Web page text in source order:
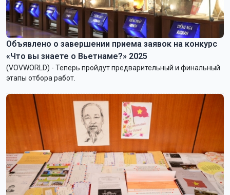
Объявлено о завершении приема заявок на конкурс
«Что вы знаете о Вьетнаме?» 2025
(VOVWORLD) - Теперь пройдут предварительный и финальный
этапы отбора работ.